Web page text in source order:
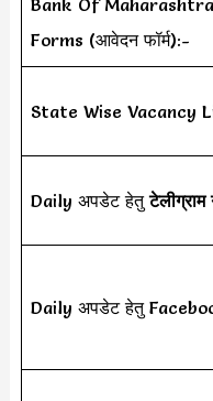
Forms (आवेदन फॉर्म):-
State Wise Vacancy
Daily अपडेट हेतुटेलीग्राम
Daily अपडेट हेतु